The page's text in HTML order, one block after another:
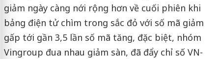
giảm ngày càng nới rộng hơn về cuối phiên khi
bảng điện tử chìm trong sắc đỏ với số mã giảm
gấp tới gần 3,5 lần số mã tăng, đặc biệt, nhóm
Vingroup đua nhau giảm sàn, đã đẩy chỉ số VN-